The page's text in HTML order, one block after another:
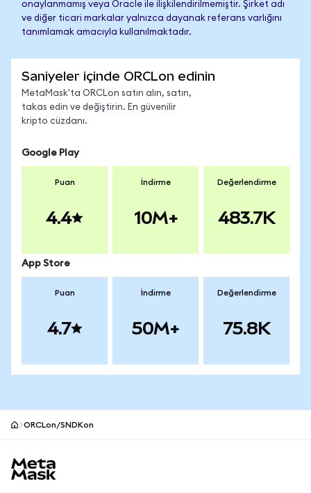
onaylanmamış veya Oracle ile ilişkilendirilmemiştir. Şirket adı
ve diğer ticari markalar yalnızca dayanak referans varlığını
tanımlamak amacıyla kullanılmaktadır.
Saniyeler içinde ORCLon edinin
MetaMask'ta ORCLon satın alın, satın,
takas edin ve değiştirin. En güvenilir
kripto cüzdanı.
Google Play
Puan
4.4
İndirme
10M+
Değerlendirme
483.7K
App Store
Puan
4.7
İndirme
50M+
Değerlendirme
75.8K
ORCLon/SNDKon